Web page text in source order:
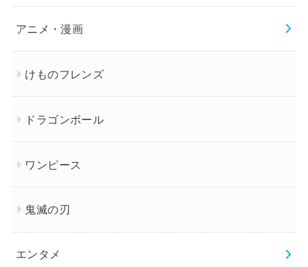
アニメ・漫画
けものフレンズ
ドラゴンボール
ワンピース
鬼滅の刃
エンタメ